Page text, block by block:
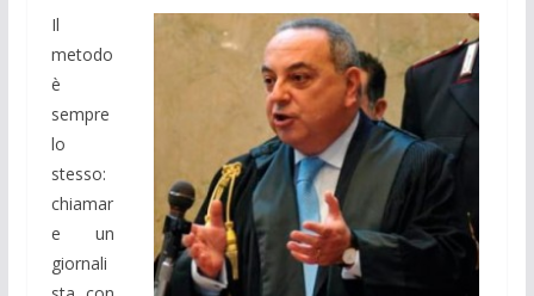
Il
metodo
è
sempre
lo
stesso:
chiamar
e un
giornali